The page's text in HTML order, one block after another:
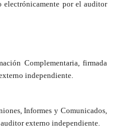
electrónicamente por el auditor
Complementaria, firmada
independiente.
Informes y Comunicados,
externo independiente.